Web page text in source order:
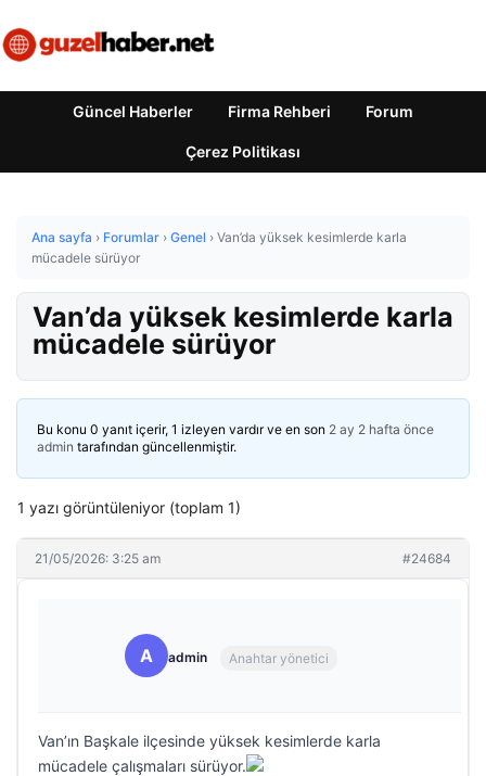
Güncel Haberler Firma Rehberi Forum
Çerez Politikası
Ana sayfa › Forumlar › Genel › Van’da yüksek kesimlerde karla
mücadele sürüyor
Van’da yüksek kesimlerde karla
mücadele sürüyor
Bu konu 0 yanıt içerir, 1 izleyen vardır ve en son 2 ay 2 hafta önce
admin tarafından güncellenmiştir.
1 yazı görüntüleniyor (toplam 1)
21/05/2026: 3:25 am #24684
A admin Anahtar yönetici
Van’ın Başkale ilçesinde yüksek kesimlerde karla
mücadele çalışmaları sürüyor.